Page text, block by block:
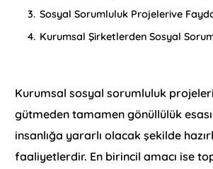
3. Sosyal Sorumluluk Projelerive
4. Kurumsal Şirketlerden Sosyal
Kurumsal sosyal sorumluluk
gütmeden tamamen gönüllülük
insanlığa yararlı olacak şekilde
faaliyetlerdir. En birincil amacı ise